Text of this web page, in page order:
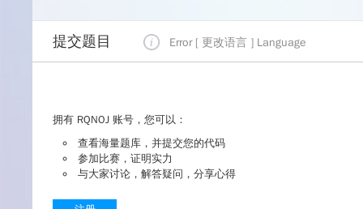
提交题目 Error [ 更改语言 ] Language
拥有 RQNOJ 账号，您可以：
查看海量题库，并提交您的代码
参加比赛，证明实力
与大家讨论，解答疑问，分享心得